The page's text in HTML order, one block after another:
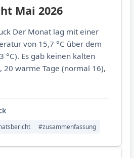
Mai 2026
Der Monat lag mit einer
von 15,7 °C über dem
°C). Es gab keinen kalten
20 warme Tage (normal 16),
#zusammenfassung